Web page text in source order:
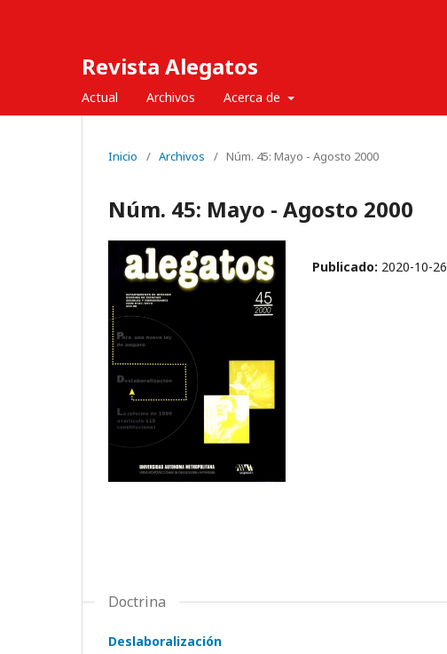
Revista Alegatos
Actual Archivos Acerca de
Inicio / Archivos / Núm. 45: Mayo - Agosto 2000
Núm. 45: Mayo - Agosto 2000
Publicado: 2020-10-26
Doctrina
Deslaboralización